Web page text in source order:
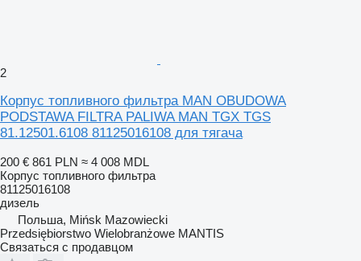
2
Корпус топливного фильтра MAN OBUDOWA
PODSTAWA FILTRA PALIWA MAN TGX TGS
81.12501.6108 81125016108 для тягача
200 € 861 PLN ≈ 4 008 MDL
Корпус топливного фильтра
81125016108
дизель
Польша, Mińsk Mazowiecki
Przedsiębiorstwo Wielobranżowe MANTIS
Связаться с продавцом